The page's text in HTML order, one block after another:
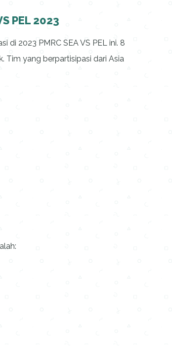
PEL 2023
di 2023 PMRC SEA VS PEL ini. 8
Tim yang berpartisipasi dari Asia